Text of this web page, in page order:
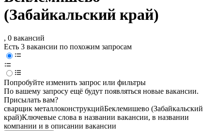
(Забайкальский край)
, 0 вакансий
Есть 3 вакансии по похожим запросам
Попробуйте изменить запрос или фильтры
По вашему запросу ещё будут появляться новые вакансии.
Присылать вам?
сварщик металлоконструкцийБеклемишево (Забайкальский
край)Ключевые слова в названии вакансии, в названии
компании и в описании вакансии